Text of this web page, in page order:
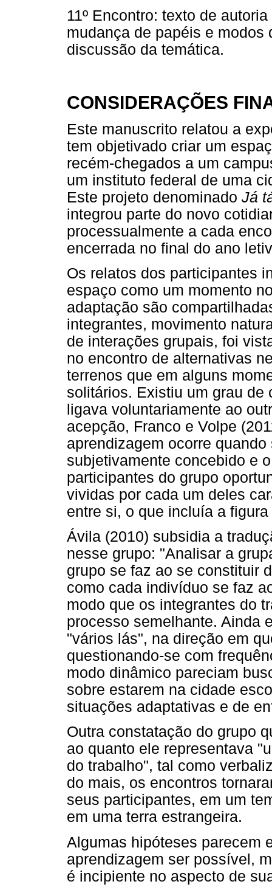
11º Encontro: texto de
mudança de papéis e
discussão da temática.
CONSIDERAÇÕES
Este manuscrito relatou a
tem objetivado criar um
recém-chegados a um
um instituto federal de uma
Este projeto denominado Já
integrou parte do novo
processualmente a cada
encerrada no final do ano
Os relatos dos participantes
espaço como um momento
adaptação são
integrantes, movimento
de interações grupais, foi
no encontro de alternativas
terrenos que em alguns
solitários. Existiu um grau de
ligava voluntariamente ao
acepção, Franco e Volpe
aprendizagem ocorre
subjetivamente concebido e
participantes do grupo
vividas por cada um deles
entre si, o que incluía a
Ávila (2010) subsidia a
nesse grupo: "Analisar a
grupo se faz ao se constituir
como cada indivíduo se faz
modo que os integrantes do
processo semelhante. Ainda
"vários lás", na direção em
questionando-se com
modo dinâmico pareciam
sobre estarem na cidade
situações adaptativas e de
Outra constatação do grupo
ao quanto ele representava
do trabalho", tal como
do mais, os encontros
seus participantes, em um
em uma terra estrangeira.
Algumas hipóteses parecem
aprendizagem ser possível,
é incipiente no aspecto de